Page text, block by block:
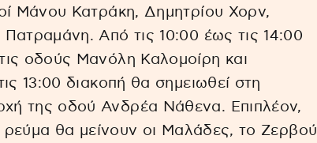
Μάνου Κατράκη, Δημητρίου Χορν,
Από τις 10:00 έως τις 14:00
οδούς Μανόλη Καλομοίρη και
13:00 διακοπή θα σημειωθεί στη
της οδού Ανδρέα Νάθενα. Επιπλέον,
ρεύμα θα μείνουν οι Μαλάδες, το Ζερβού